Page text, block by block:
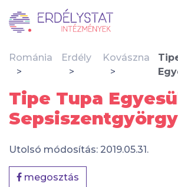
Románia Erdély Kovászna
Tipe Tupa
Sepsiszentgyörgy
Utolsó módosítás: 2019.05.31.
megosztás